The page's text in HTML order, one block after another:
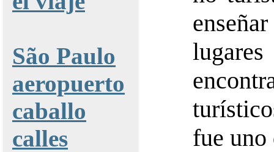
São Paulo
aeropuerto
caballo
calles
fue uno